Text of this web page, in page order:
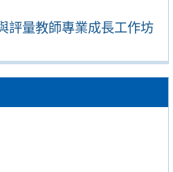
評量教師專業成長工作坊